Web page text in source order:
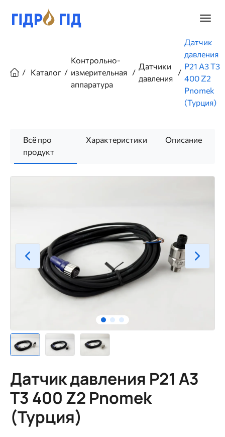
основному
Главное
Каталог
Контрольно-
измерительная
аппаратура
Датчики
давления
Датчик
давления
P21 A3 T3
400 Z2
Pnomek
(Турция)
Всё про
продукт
Характеристики Описание
Датчик давления P21 A3
T3 400 Z2 Pnomek
(Турция)